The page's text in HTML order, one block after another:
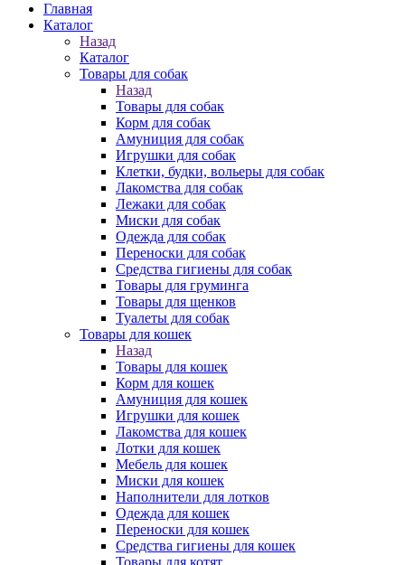
Главная
Каталог
Назад
Каталог
Товары для собак
Назад
Товары для собак
Корм для собак
Амуниция для собак
Игрушки для собак
Клетки, будки, вольеры для собак
Лакомства для собак
Лежаки для собак
Миски для собак
Одежда для собак
Переноски для собак
Средства гигиены для собак
Товары для груминга
Товары для щенков
Туалеты для собак
Товары для кошек
Назад
Товары для кошек
Корм для кошек
Амуниция для кошек
Игрушки для кошек
Лакомства для кошек
Лотки для кошек
Мебель для кошек
Миски для кошек
Наполнители для лотков
Одежда для кошек
Переноски для кошек
Средства гигиены для кошек
Товары для котят